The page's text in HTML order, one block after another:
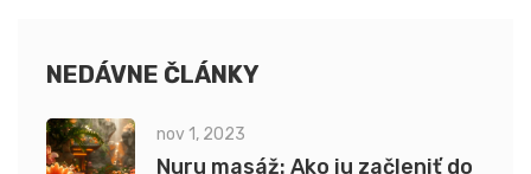
NEDÁVNE ČLÁNKY
nov 1, 2023
Nuru masáž: Ako ju začleniť do